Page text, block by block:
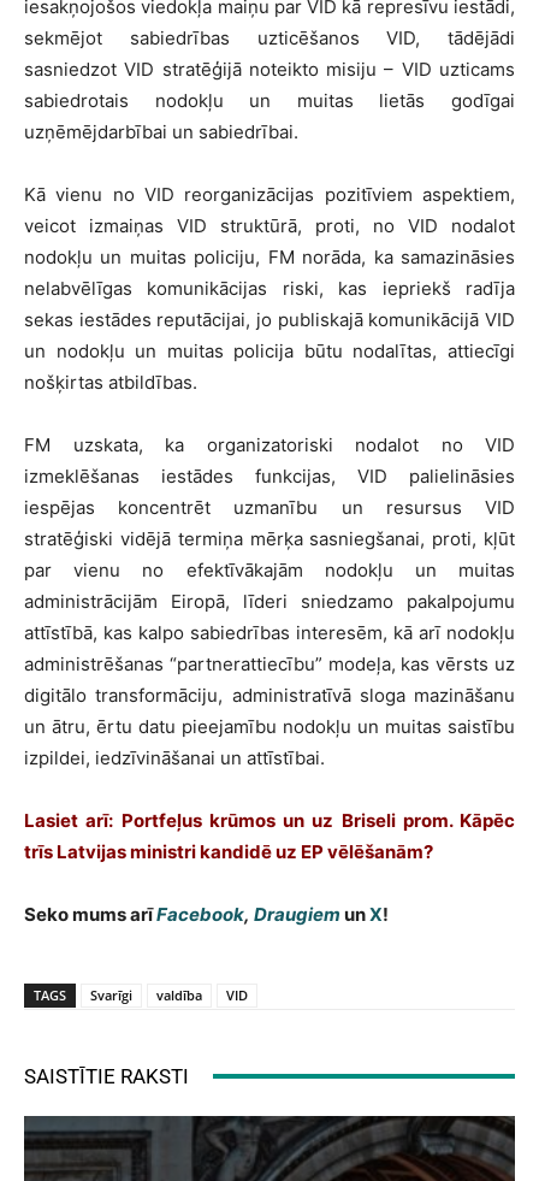
iesakņojošos viedokļa maiņu par VID kā represīvu iestādi,
sekmējot sabiedrības uzticēšanos VID, tādējādi
sasniedzot VID stratēģijā noteikto misiju – VID uzticams
sabiedrotais nodokļu un muitas lietās godīgai
uzņēmējdarbībai un sabiedrībai.
Kā vienu no VID reorganizācijas pozitīviem aspektiem,
veicot izmaiņas VID struktūrā, proti, no VID nodalot
nodokļu un muitas policiju, FM norāda, ka samazināsies
nelabvēlīgas komunikācijas riski, kas iepriekš radīja
sekas iestādes reputācijai, jo publiskajā komunikācijā VID
un nodokļu un muitas policija būtu nodalītas, attiecīgi
nošķirtas atbildības.
FM uzskata, ka organizatoriski nodalot no VID
izmeklēšanas iestādes funkcijas, VID palielināsies
iespējas koncentrēt uzmanību un resursus VID
stratēģiski vidējā termiņa mērķa sasniegšanai, proti, kļūt
par vienu no efektīvākajām nodokļu un muitas
administrācijām Eiropā, līderi sniedzamo pakalpojumu
attīstībā, kas kalpo sabiedrības interesēm, kā arī nodokļu
administrēšanas “partnerattiecību” modeļa, kas vērsts uz
digitālo transformāciju, administratīvā sloga mazināšanu
un ātru, ērtu datu pieejamību nodokļu un muitas saistību
izpildei, iedzīvināšanai un attīstībai.
Lasiet arī: Portfeļus krūmos un uz Briseli prom. Kāpēc
trīs Latvijas ministri kandidē uz EP vēlēšanām?
Seko mums arīFacebook, Draugiem unX!
TAGS Svarīgi valdība VID
SAISTĪTIE RAKSTI